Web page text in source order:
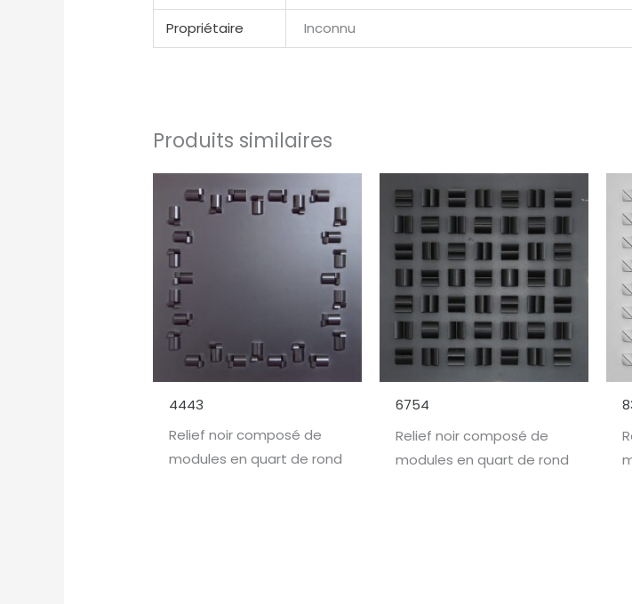
Propriétaire Inconnu
Produits similaires
4443
Relief noir composé de
modules en quart de rond
6754
Relief noir composé de
modules en quart de rond